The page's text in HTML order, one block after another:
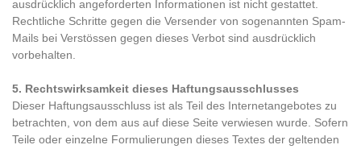
ausdrücklich angeforderten Informationen ist nicht gestattet.
Rechtliche Schritte gegen die Versender von sogenannten Spam-
Mails bei Verstössen gegen dieses Verbot sind ausdrücklich
vorbehalten.
5. Rechtswirksamkeit dieses Haftungsausschlusses
Dieser Haftungsausschluss ist als Teil des Internetangebotes zu
betrachten, von dem aus auf diese Seite verwiesen wurde. Sofern
Teile oder einzelne Formulierungen dieses Textes der geltenden